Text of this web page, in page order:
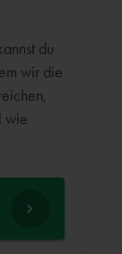
du
wir die
wie